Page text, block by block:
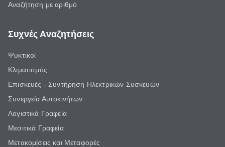
Αναζήτηση με αριθμό
Συχνές Αναζητήσεις
Ψυκτικοί
Κλιματισμός
Επισκευές - Συντήρηση Ηλεκτρικών Συσκευών
Συνεργεία Αυτοκινήτων
Λογιστικά Γραφεία
Μεσιτικά Γραφεία
Μετακομίσεις και Μεταφορές